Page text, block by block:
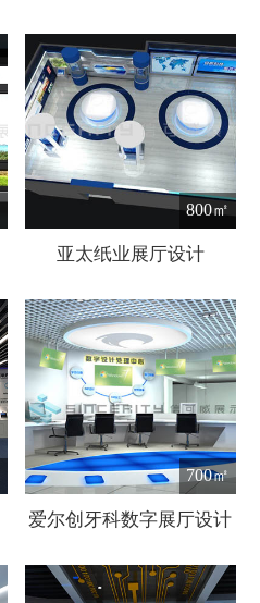
800㎡
亚太纸业展厅设计
700㎡
爱尔创牙科数字展厅设计